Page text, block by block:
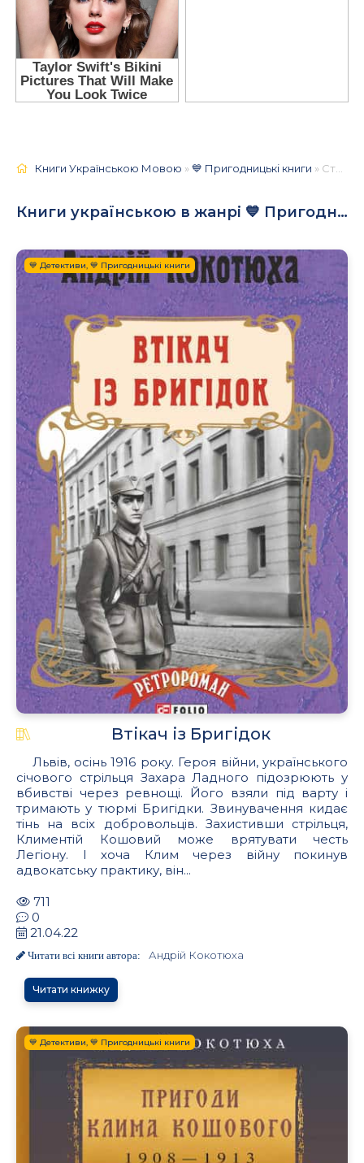
Книги Українською Мовою »💙 Пригодницькі книги » Сторінка 86
Книги українською в жанрі 💙 Пригодницькі книги
💙 Детективи, 💙 Пригодницькі книги
Втікач із Бригідок
Львів, осінь 1916 року. Героя війни, українського
січового стрільця Захара Ладного підозрюють у
вбивстві через ревнощі. Його взяли під варту і
тримають у тюрмі Бригідки. Звинувачення кидає
тінь на всіх добровольців. Захистивши стрільця,
Климентій Кошовий може врятувати честь
Легіону. І хоча Клим через війну покинув
адвокатську практику, він...
711
0
21.04.22
Читати всі книги автора: Андрій Кокотюха
Читати книжку
💙 Детективи, 💙 Пригодницькі книги